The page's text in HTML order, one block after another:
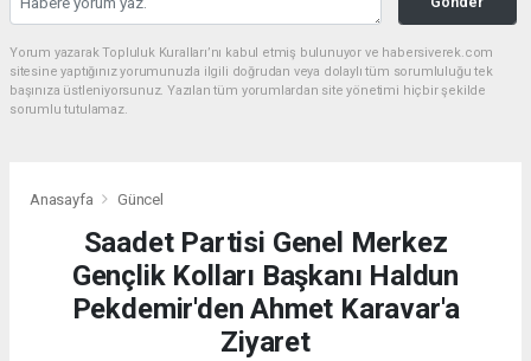
Yorum yazarak Topluluk Kuralları’nı kabul etmiş bulunuyor ve habersiverek.com
sitesine yaptığınız yorumunuzla ilgili doğrudan veya dolaylı tüm sorumluluğu tek
başınıza üstleniyorsunuz. Yazılan tüm yorumlardan site yönetimi hiçbir şekilde
sorumlu tutulamaz.
Anasayfa Güncel
Saadet Partisi Genel Merkez
Gençlik Kolları Başkanı Haldun
Pekdemir'den Ahmet Karavar'a
Ziyaret